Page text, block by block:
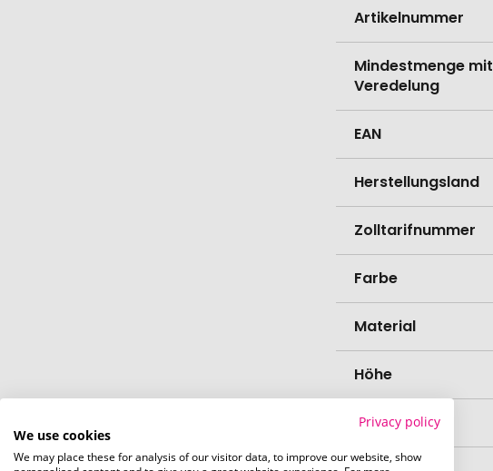
Artikelnummer
Mindestmenge mit
Veredelung
EAN
Herstellungsland
Zolltarifnummer
Farbe
Material
Höhe
Durchmesser
Privacy policy
We use cookies
We may place these for analysis of our visitor data, to improve our website, show